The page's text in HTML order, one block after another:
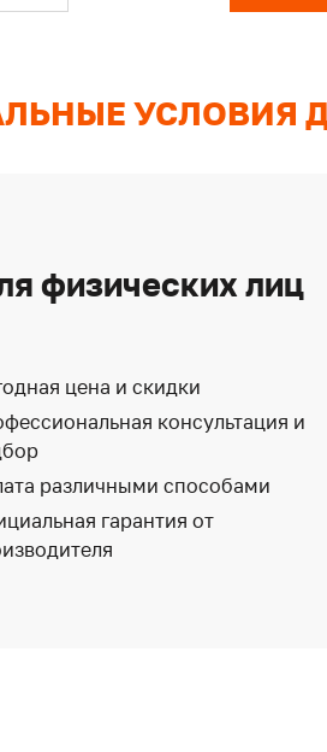
УСЛОВИЯ
физических лиц
цена и скидки
консультация и
различными способами
гарантия от